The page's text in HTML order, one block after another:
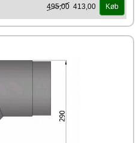
495,00 413,00 Køb